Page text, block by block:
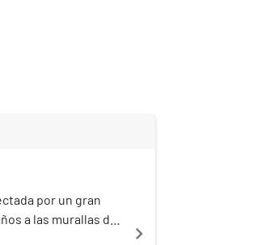
por un gran
a las murallas de
navigate_next